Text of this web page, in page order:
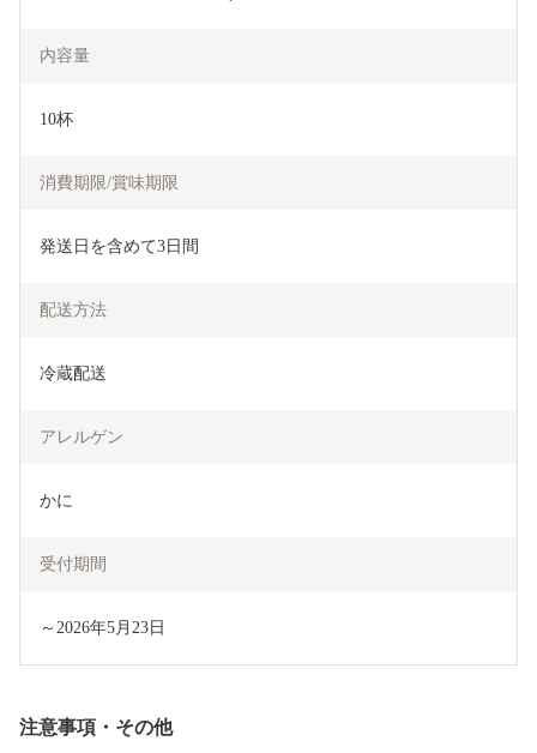
内容量
10杯
消費期限/賞味期限
発送日を含めて3日間
配送方法
冷蔵配送
アレルゲン
かに
受付期間
～2026年5月23日
注意事項・その他